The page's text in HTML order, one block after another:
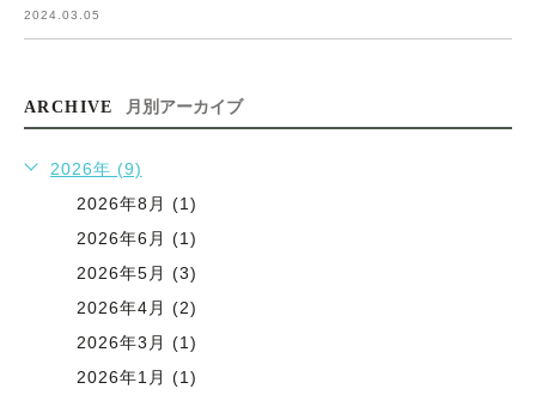
2024.03.05
ARCHIVE 月別アーカイブ
2026年 (9)
2026年8月 (1)
2026年6月 (1)
2026年5月 (3)
2026年4月 (2)
2026年3月 (1)
2026年1月 (1)